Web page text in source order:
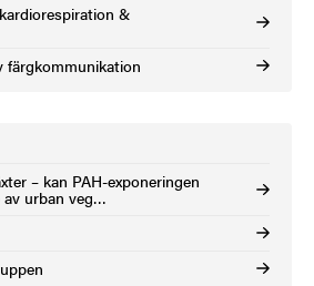
&
färgkommunikation
– kan PAH-exponeringen
av urban veg…